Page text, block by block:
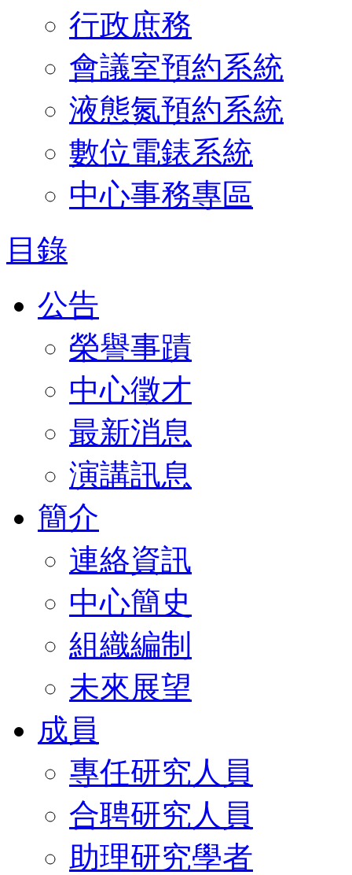
行政庶務
會議室預約系統
液態氮預約系統
數位電錶系統
中心事務專區
目錄
公告
榮譽事蹟
中心徵才
最新消息
演講訊息
簡介
連絡資訊
中心簡史
組織編制
未來展望
成員
專任研究人員
合聘研究人員
助理研究學者